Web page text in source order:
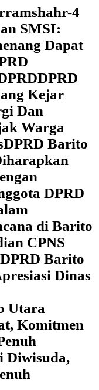
4
SMSI:
Dapat
DPRD
Kejar
Dan
Warga
DPRD Barito
DPRD
di Barito
CPNS
DPRD Barito
Dinas
Utara
Komitmen
Diwisuda,